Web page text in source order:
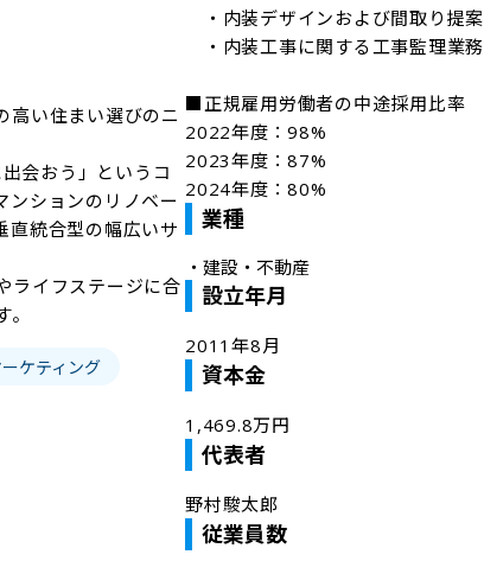
高い住まい選びのニ
会おう」というコ
ンションのリノベー
直統合型の幅広いサ
ライフステージに合
ケティング
・内装デザインおよび間取り提案
・内装工事に関する工事監理業務
■正規雇用労働者の中途採用比率
2022年度：98%
2023年度：87%
業種
・ 建設・不動産
設立年月
2011年8月
資本金
1,469.8万円
代表者
野村駿太郎
従業員数